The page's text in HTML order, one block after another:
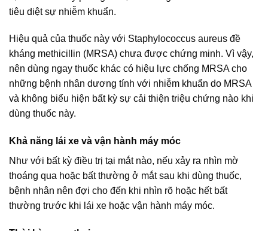
tiêu diệt sự nhiễm khuẩn.
Hiệu quả của thuốc này với Staphylococcus aureus đề
kháng methicillin (MRSA) chưa được chứng minh. Vì vậy,
nên dùng ngay thuốc khác có hiệu lực chống MRSA cho
những bệnh nhân dương tính với nhiễm khuẩn do MRSA
và không biểu hiện bất kỳ sự cải thiện triệu chứng nào khi
dùng thuốc này.
Khả năng lái xe và vận hành máy móc
Như với bất kỳ điều trị tại mắt nào, nếu xảy ra nhìn mờ
thoáng qua hoặc bất thường ở mắt sau khi dùng thuốc,
bệnh nhân nên đợi cho đến khi nhìn rõ hoặc hết bất
thường trước khi lái xe hoặc vận hành máy móc.